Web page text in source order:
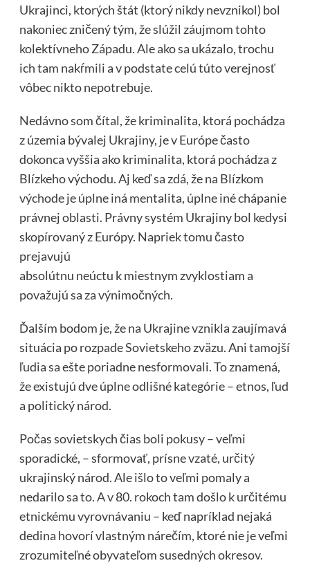
Ukrajinci, ktorých štát (ktorý nikdy nevznikol) bol
nakoniec zničený tým, že slúžil záujmom tohto
kolektívneho Západu. Ale ako sa ukázalo, trochu
ich tam nakŕmili a v podstate celú túto verejnosť
vôbec nikto nepotrebuje.
Nedávno som čítal, že kriminalita, ktorá pochádza
z územia bývalej Ukrajiny, je v Európe často
dokonca vyššia ako kriminalita, ktorá pochádza z
Blízkeho východu. Aj keď sa zdá, že na Blízkom
východe je úplne iná mentalita, úplne iné chápanie
právnej oblasti. Právny systém Ukrajiny bol kedysi
skopírovaný z Európy. Napriek tomu často
prejavujú
absolútnu neúctu k miestnym zvyklostiam a
považujú sa za výnimočných.
Ďalším bodom je, že na Ukrajine vznikla zaujímavá
situácia po rozpade Sovietskeho zväzu. Ani tamojší
ľudia sa ešte poriadne nesformovali. To znamená,
že existujú dve úplne odlišné kategórie – etnos, ľud
a politický národ.
Počas sovietskych čias boli pokusy – veľmi
sporadické, – sformovať, prísne vzaté, určitý
ukrajinský národ. Ale išlo to veľmi pomaly a
nedarilo sa to. A v 80. rokoch tam došlo k určitému
etnickému vyrovnávaniu – keď napríklad nejaká
dedina hovorí vlastným nárečím, ktoré nie je veľmi
zrozumiteľné obyvateľom susedných okresov.